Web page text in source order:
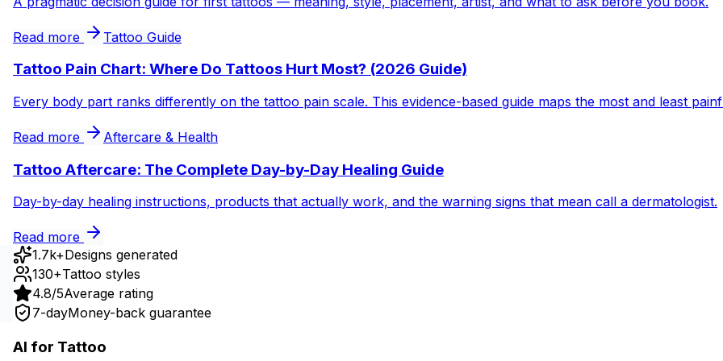
Read more Tattoo Guide
Tattoo Pain Chart: Where Do Tattoos Hurt Most? (2026 Guide)
Every body part ranks differently on the tattoo pain scale. This evidence-based guide maps the most and least
Read more Aftercare & Health
Tattoo Aftercare: The Complete Day-by-Day Healing Guide
Day-by-day healing instructions, products that actually work, and the warning signs that mean call a dermatologist.
Read more
1.7k+Designs generated
130+Tattoo styles
4.8/5Average rating
7-dayMoney-back guarantee
AI for Tattoo